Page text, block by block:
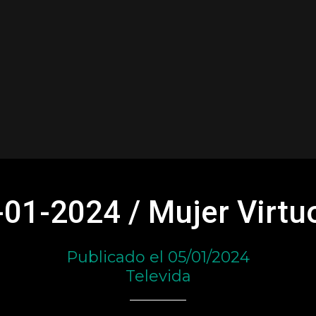
2024 / Mujer
Publicado el 05/01/2024
Televida